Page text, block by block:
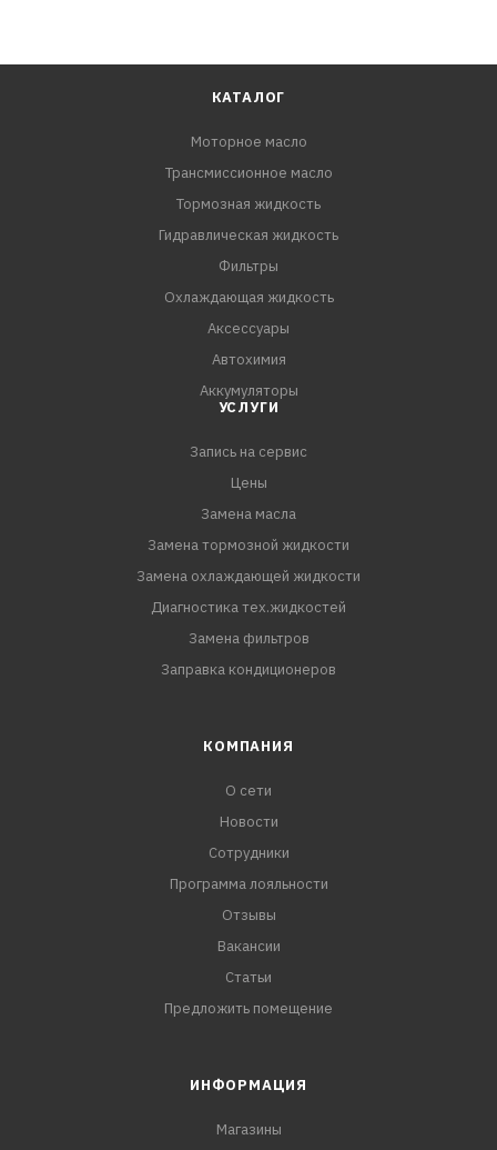
КАТАЛОГ
Моторное масло
Трансмиссионное масло
Тормозная жидкость
Гидравлическая жидкость
Фильтры
Охлаждающая жидкость
Аксессуары
Автохимия
Аккумуляторы
УСЛУГИ
Запись на сервис
Цены
Замена масла
Замена тормозной жидкости
Замена охлаждающей жидкости
Диагностика тех.жидкостей
Замена фильтров
Заправка кондиционеров
КОМПАНИЯ
О сети
Новости
Сотрудники
Программа лояльности
Отзывы
Вакансии
Статьи
Предложить помещение
ИНФОРМАЦИЯ
Магазины